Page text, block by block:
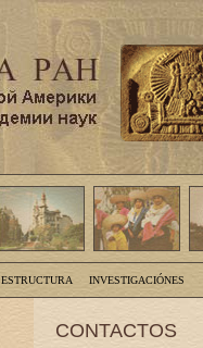
ESTRUCTURA INVESTIGACIÓNES
CONTACTOS